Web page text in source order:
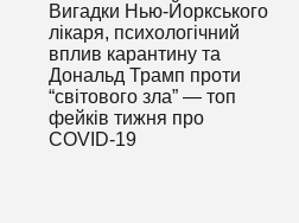
Вигадки Нью-Йоркського
лікаря, психологічний
вплив карантину та
Дональд Трамп проти
“світового зла” — топ
фейків тижня про
COVID-19